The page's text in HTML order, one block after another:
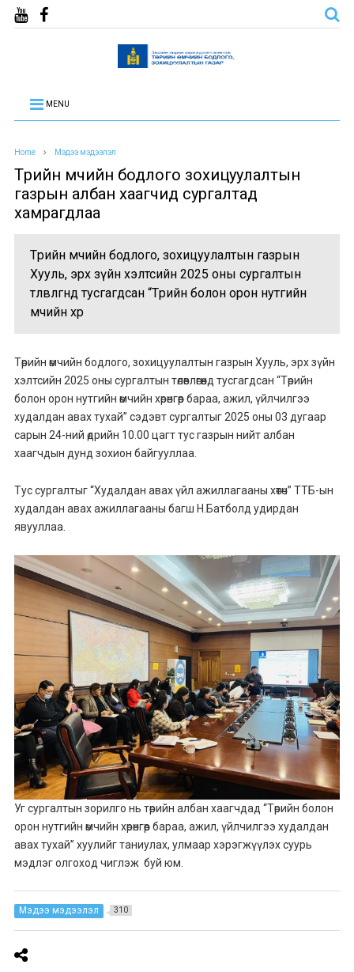
MENU
Home Мэдээ мэдээлэл
Төрийн өмчийн бодлого зохицуулалтын
газрын албан хаагчид сургалтад
хамрагдлаа
Төрийн өмчийн бодлого, зохицуулалтын газрын
Хууль, эрх зүйн хэлтсийн 2025 оны сургалтын
төлөвлөгөөнд тусгагдсан “Төрийн болон орон нутгийн
өмчийн хөр
Төрийн өмчийн бодлого, зохицуулалтын газрын Хууль, эрх зүйн
хэлтсийн 2025 оны сургалтын төлөвлөгөөнд тусгагдсан “Төрийн
болон орон нутгийн өмчийн хөрөнгөөр бараа, ажил, үйлчилгээ
худалдан авах тухай” сэдэвт сургалтыг 2025 оны 03 дугаар
сарын 24-ний өдрийн 10.00 цагт тус газрын нийт албан
хаагчдын дунд зохион байгууллаа.
Тус сургалтыг “Худалдан авах үйл ажиллагааны хөтөч” ТТБ-ын
худалдан авах ажиллагааны багш Н.Батболд удирдан
явууллаа.
Уг сургалтын зорилго нь төрийн албан хаагчдад “Төрийн болон
орон нутгийн өмчийн хөрөнгөөр бараа, ажил, үйлчилгээ худалдан
авах тухай” хуулийг таниулах, улмаар хэрэгжүүлэх суурь
мэдлэг олгоход чиглэж буй юм.
Мэдээ мэдээлэл 310